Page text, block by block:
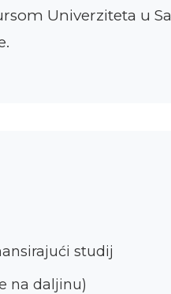
Univerziteta u
studij
na daljinu)